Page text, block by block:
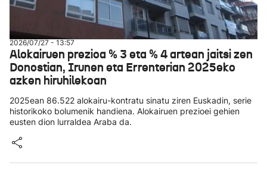
2026/07/27 - 13:57
Alokairuen prezioa % 3 eta % 4 artean jaitsi zen
Donostian, Irunen eta Errenterian 2025eko
azken hiruhilekoan
2025ean 86.522 alokairu-kontratu sinatu ziren Euskadin, serie
historikoko bolumenik handiena. Alokairuen prezioei gehien
eusten dion lurraldea Araba da.